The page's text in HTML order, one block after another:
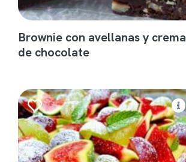
Brownie con avellanas y crema
de chocolate